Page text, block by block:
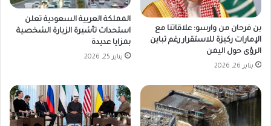
بن فرحان من وارسو: علاقاتنا مع
الإمارات ركيزة للاستقرار رغم تباين
الرؤى حول اليمن
يناير 26, 2026
المملكة العربية السعودية تعلن
استحداث تأشيرة الزيارة الشخصية
بمزايا عديدة
يناير 25, 2026